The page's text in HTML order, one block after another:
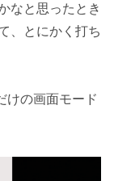
なと思ったとき
、とにかく打ち
けの画面モード